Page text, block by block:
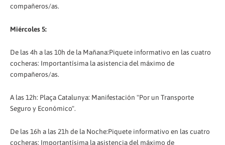
compañeros/as.
Miércoles 5:
De las 4h a las 10h de la Mañana:Piquete informativo en las cuatro
cocheras: Importantísima la asistencia del máximo de
compañeros/as.
A las 12h: Plaça Catalunya: Manifestación "Por un Transporte
Seguro y Económico".
De las 16h a las 21h de la Noche:Piquete informativo en las cuatro
cocheras: Importantísima la asistencia del máximo de